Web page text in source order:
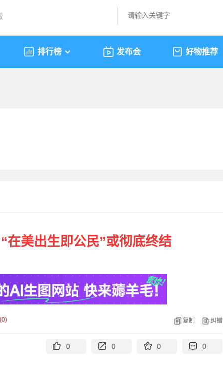
排行榜 发布会 好物推荐
在美出生即公民”或彻底终结
(0) 复制 纠错
0 0 0 0